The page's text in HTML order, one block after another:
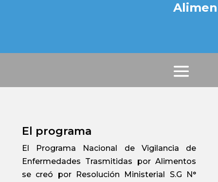
El programa
El Programa Nacional de Vigilancia de
Enfermedades Trasmitidas por Alimentos
se creó por Resolución Ministerial S.G N°